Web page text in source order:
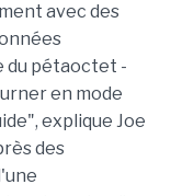
avec des
pétaoctet -
en mode
explique Joe
des